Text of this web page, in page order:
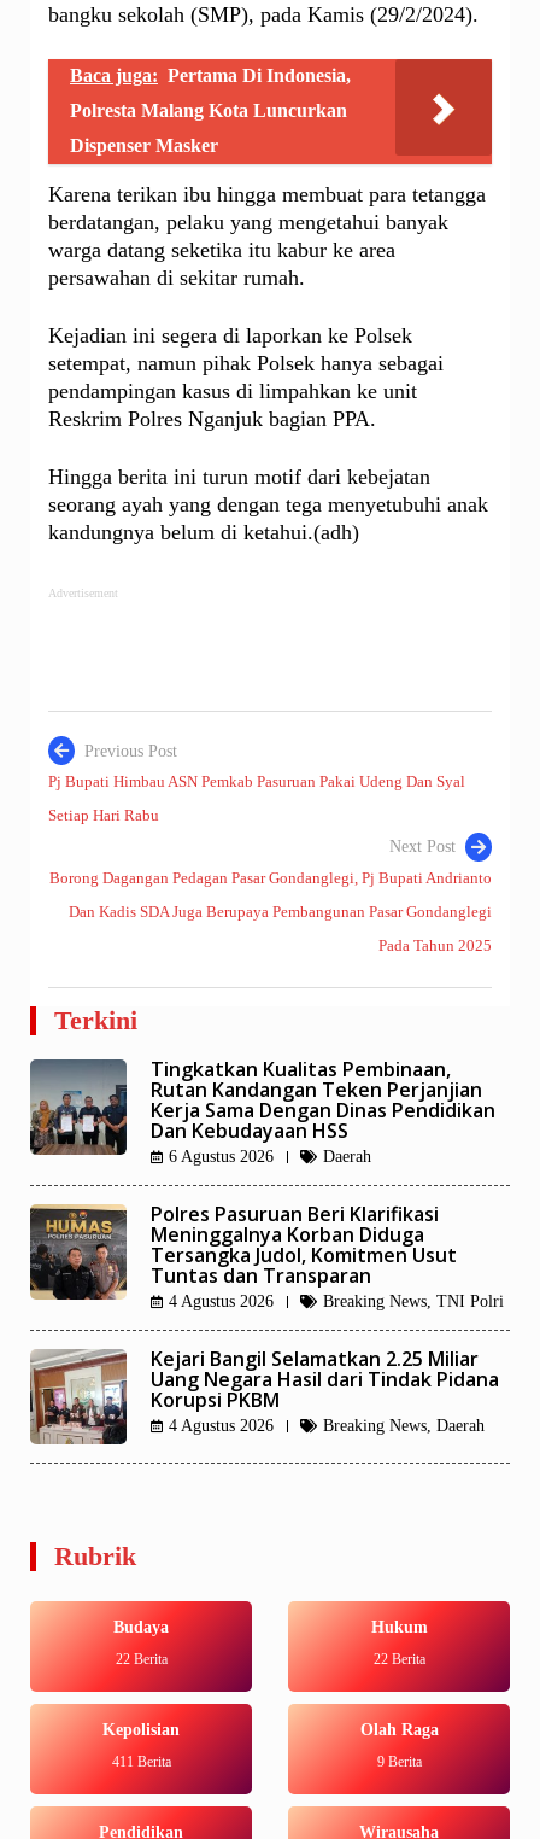
bangku sekolah (SMP), pada Kamis (29/2/2024).
Baca juga: Pertama Di Indonesia,
Polresta Malang Kota Luncurkan
Dispenser Masker
Karena terikan ibu hingga membuat para tetangga
berdatangan, pelaku yang mengetahui banyak
warga datang seketika itu kabur ke area
persawahan di sekitar rumah.
Kejadian ini segera di laporkan ke Polsek
setempat, namun pihak Polsek hanya sebagai
pendampingan kasus di limpahkan ke unit
Reskrim Polres Nganjuk bagian PPA.
Hingga berita ini turun motif dari kebejatan
seorang ayah yang dengan tega menyetubuhi anak
kandungnya belum di ketahui.(adh)
Advertisement
Navigasi
pos
Previous Post
Pj Bupati Himbau ASN Pemkab Pasuruan Pakai Udeng Dan Syal
Setiap Hari Rabu
Next Post
Borong Dagangan Pedagan Pasar Gondanglegi, Pj Bupati Andrianto
Dan Kadis SDA Juga Berupaya Pembangunan Pasar Gondanglegi
Pada Tahun 2025
Terkini
Tingkatkan Kualitas Pembinaan,
Rutan Kandangan Teken Perjanjian
Kerja Sama Dengan Dinas Pendidikan
Dan Kebudayaan HSS
6 Agustus 2026 Daerah
Polres Pasuruan Beri Klarifikasi
Meninggalnya Korban Diduga
Tersangka Judol, Komitmen Usut
Tuntas dan Transparan
4 Agustus 2026 Breaking News, TNI Polri
Kejari Bangil Selamatkan 2.25 Miliar
Uang Negara Hasil dari Tindak Pidana
Korupsi PKBM
4 Agustus 2026 Breaking News, Daerah
Rubrik
Budaya
22 Berita
Hukum
22 Berita
Kepolisian
411 Berita
Olah Raga
9 Berita
Pendidikan Wirausaha